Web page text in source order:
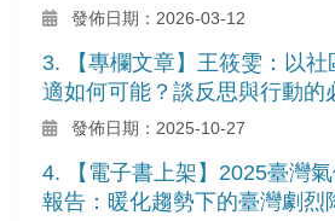
發佈日期：2026-03-12
3. 【專欄文章】王筱雯：以社
適如何可能？談反思與行動的
發佈日期：2025-10-27
4. 【電子書上架】2025臺灣
報告：暖化趨勢下的臺灣劇烈